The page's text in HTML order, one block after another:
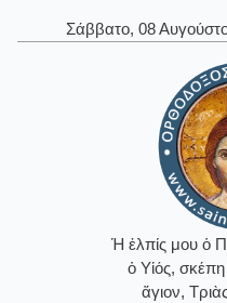
Σάββατο, 08
Ἡ ἐλπίς μου ὁ
ὁ Υἱός,
ἅγιον,